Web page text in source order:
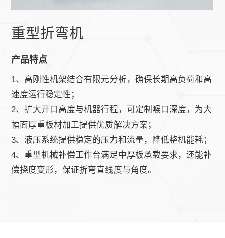
重型折弯机
产品特点
1、高刚性机架结合有限元分析，确保长期高负荷和高
速度运行稳定性；
2、扩大开口高度与机器行程，可定制喉口深度，为大
幅面厚重板材加工提供优质解决方案；
3、液压系统提供稳定的压力和流量，降低整机能耗；
4、重型机械补偿工作台满足中厚板承载要求，还能补
偿挠度变形，保证折弯直线度与角度。